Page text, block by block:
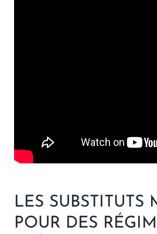
LES SUBSTITUTS
POUR DES